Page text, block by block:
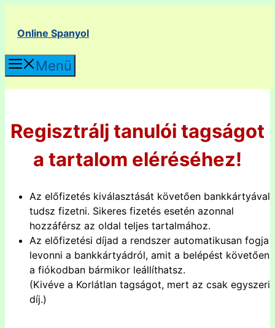
tartalomba
Online Spanyol
Menü
Regisztrálj tanulói tagságot
a tartalom eléréséhez!
Az előfizetés kiválasztását követően bankkártyával
tudsz fizetni. Sikeres fizetés esetén azonnal
hozzáférsz az oldal teljes tartalmához.
Az előfizetési díjad a rendszer automatikusan fogja
levonni a bankkártyádról, amit a belépést követően
a fiókodban bármikor leállíthatsz.
(Kivéve a Korlátlan tagságot, mert az csak egyszeri
díj.)